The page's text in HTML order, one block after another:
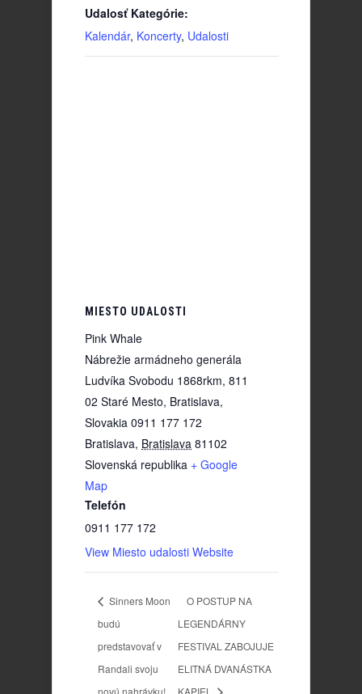
Udalosť Kategórie:
Kalendár, Koncerty, Udalosti
MIESTO UDALOSTI
Pink Whale
Nábrežie armádneho generála
Ludvíka Svobodu 1868rkm, 811
02 Staré Mesto, Bratislava,
Slovakia 0911 177 172
Bratislava, Bratislava 81102
Slovenská republika + Google
Map
Telefón
0911 177 172
View Miesto udalosti Website
Sinners Moon
budú
predstavovať v
Randali svoju
novú nahrávku!
O POSTUP NA
LEGENDÁRNY
FESTIVAL ZABOJUJE
ELITNÁ DVANÁSTKA
KAPIEL